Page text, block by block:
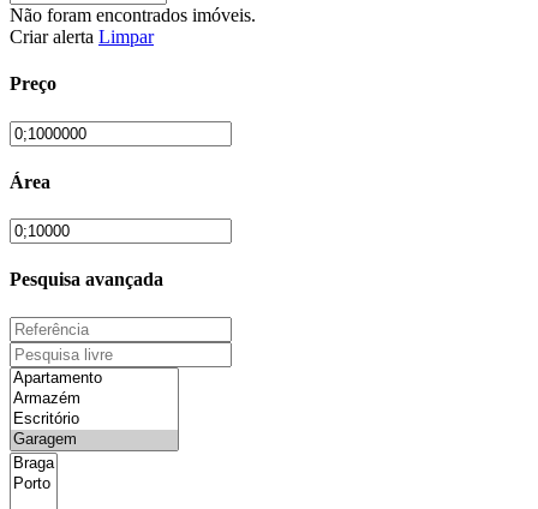
Não foram encontrados imóveis.
Criar alerta Limpar
Preço
Área
Pesquisa avançada